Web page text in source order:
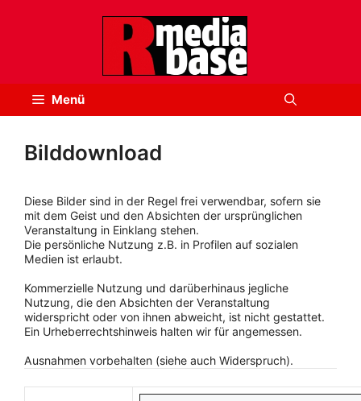
Menü
Bilddownload
Diese Bilder sind in der Regel frei verwendbar, sofern sie
mit dem Geist und den Absichten der ursprünglichen
Veranstaltung in Einklang stehen.
Die persönliche Nutzung z.B. in Profilen auf sozialen
Medien ist erlaubt.
Kommerzielle Nutzung und darüberhinaus jegliche
Nutzung, die den Absichten der Veranstaltung
widerspricht oder von ihnen abweicht, ist nicht gestattet.
Ein Urheberrechtshinweis halten wir für angemessen.
Ausnahmen vorbehalten (siehe auch Widerspruch).